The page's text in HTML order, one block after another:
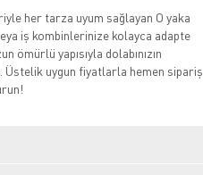
her tarza uyum sağlayan O yaka
iş kombinlerinize kolayca adapte
ömürlü yapısıyla dolabınızın
Üstelik uygun fiyatlarla hemen sipariş